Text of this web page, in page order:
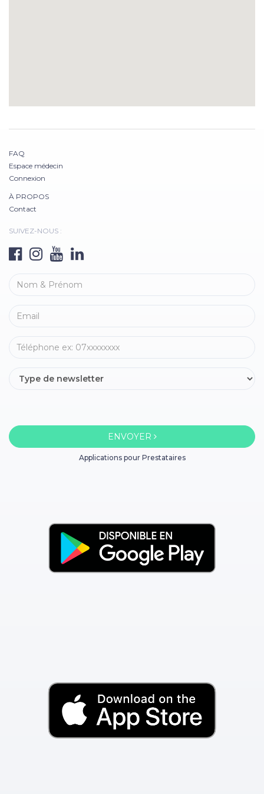
FAQ
Espace médecin
Connexion
À PROPOS
Contact
SUIVEZ-NOUS :
ENVOYER
Applications pour Prestataires